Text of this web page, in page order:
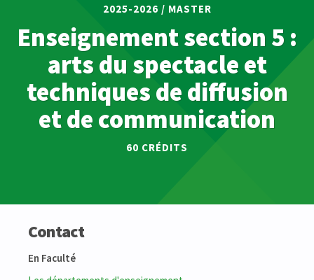
2025-2026 / MASTER
Enseignement section 5 :
arts du spectacle et
techniques de diffusion
et de communication
60 CRÉDITS
Contact
En Faculté